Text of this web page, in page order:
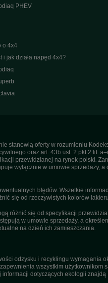
PHEV
o 4x4
i jak działa napęd 4x4?
stanowią oferty w rozumieniu
oraz art. 43b ust. 2 pkt 2 lit.
przewidzianej na rynek polski.
wyłącznie w umowie sprzedaży,
błędów. Wszelkie
się od rzeczywistych kolorów
różnić się od specyfikacji
w umowie sprzedaży, a
na dzień ich zamieszczania.
odzysku i recyklingu wymagania
wszystkim
dotyczących ekologii